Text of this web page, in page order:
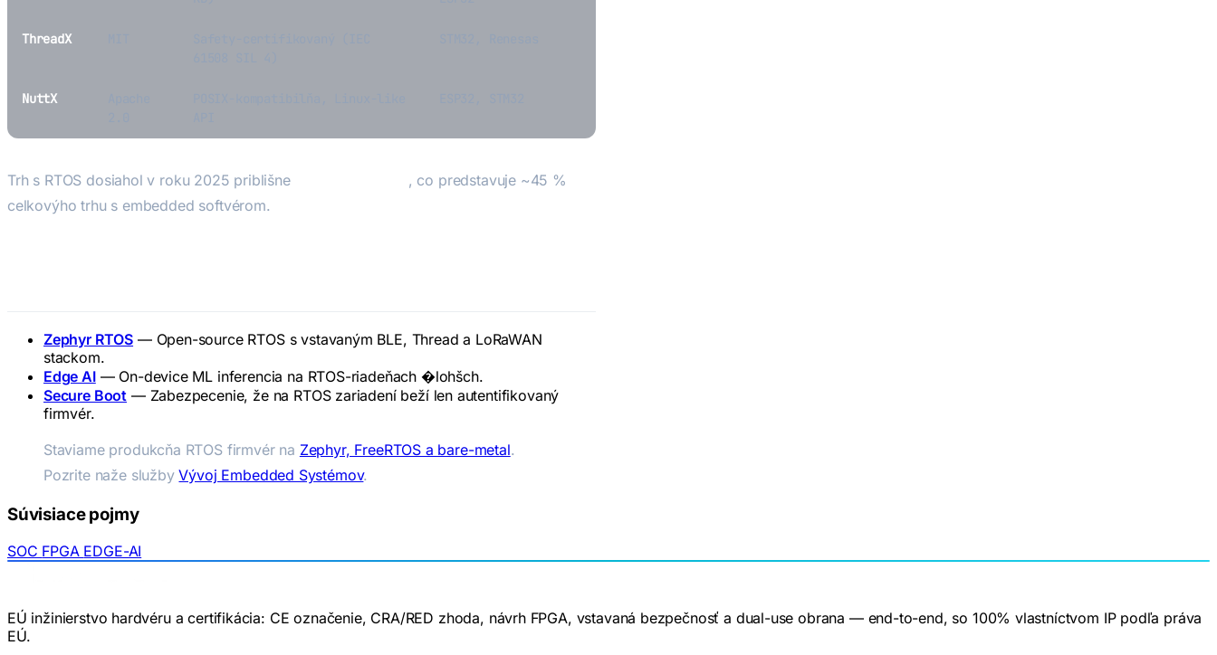
ThreadX
NuttX
Trh s RTOS dosiahol v roku 2025 priblišne
, co predstavuje ~45 %
celkovýho trhu s embedded softvérom.
Zephyr RTOS — Open-source RTOS s vstavaným BLE, Thread a LoRaWAN
stackom.
Edge AI— On-device ML inferencia na RTOS-riadeňach �lohšch.
Secure Boot — Zabezpecenie, že na RTOS zariadení beží len autentifikovaný
firmvér.
Staviame produkcňa RTOS firmvér na Zephyr, FreeRTOS a bare-metal.
Pozrite naže službyVývoj Embedded Systémov.
Súvisiace pojmy
SOC FPGA EDGE-AI
EÚ inžinierstvo hardvéru a certifikácia: CE označenie, CRA/RED zhoda, návrh FPGA, vstavaná bezpečnosť a dual-use obrana — end-to-end, so 100% vlastníctvom IP podľa práva
EÚ.